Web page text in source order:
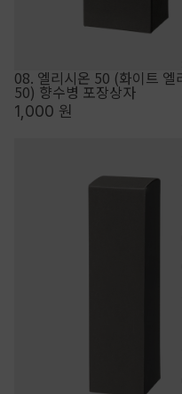
08. 엘리시온 50 (화이트 엘
50) 향수병 포장상자
1,000 원